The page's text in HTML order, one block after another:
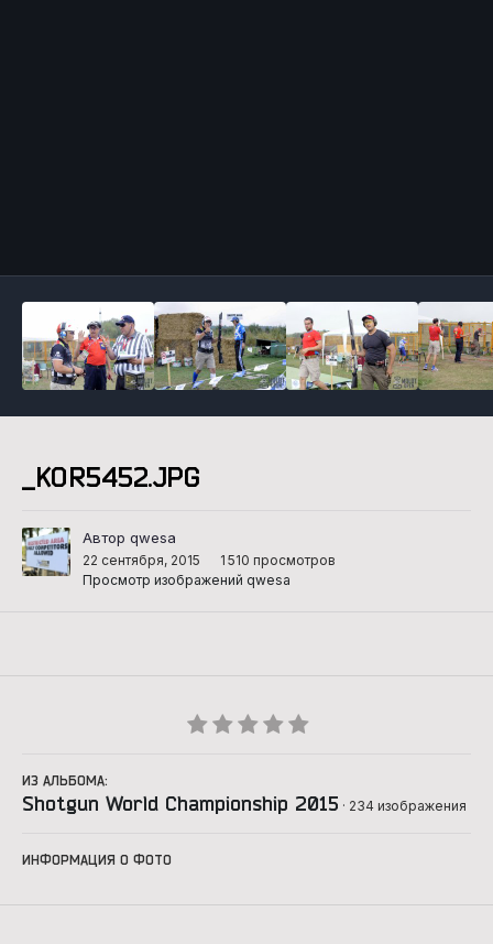
_KOR5452.JPG
Автор qwesa
22 сентября, 2015
1 510 просмотров
Просмотр изображений qwesa
ИЗ АЛЬБОМА:
Shotgun World Championship 2015 · 234 изображения
ИНФОРМАЦИЯ О ФОТО